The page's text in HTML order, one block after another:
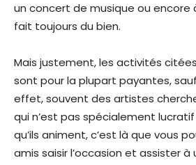
un concert de musique ou encore
fait toujours du bien.
Mais justement, les activités
sont pour la plupart payantes,
effet, souvent des artistes
qui n’est pas spécialement
qu’ils animent, c’est là que vous
amis saisir l’occasion et assister